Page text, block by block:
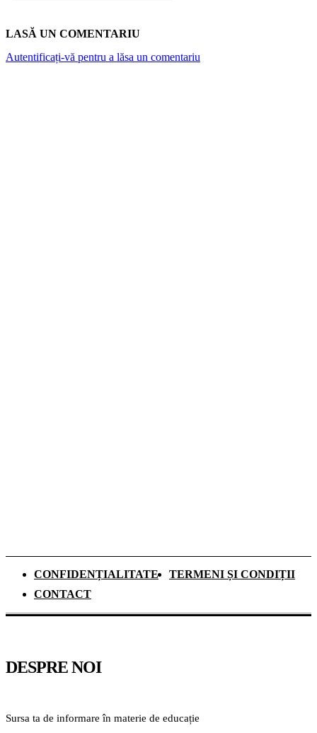
LASĂ UN COMENTARIU
Autentificați-vă pentru a lăsa un comentariu
CONFIDENȚIALITATE
TERMENI ȘI CONDIȚII
CONTACT
DESPRE NOI
Sursa ta de informare în materie de educație